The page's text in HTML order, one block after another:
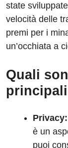
state
velocità delle
premi per i
un’occhiata a
Quali
Privacy:
è un
puoi